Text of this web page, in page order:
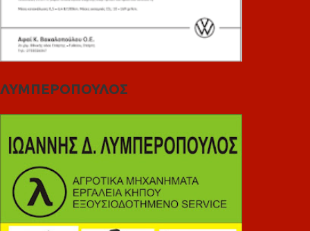
ΛΥΜΠΕΡΟΠΟΥΛΟΣ